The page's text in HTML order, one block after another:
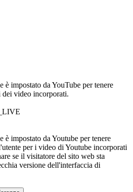
è impostato da YouTube per tenere
video incorporati.
è impostato da Youtube per tenere
per i video di Youtube incorporati
se il visitatore del sito web sta
versione dell'interfaccia di